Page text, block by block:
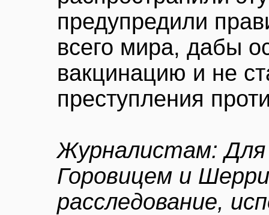
предупредили
всего мира, дабы
вакцинацию и не
преступления
Журналистам:
Горовицем и
расследование,